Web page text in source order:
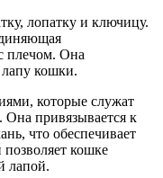
лопатку и ключицу.
плечом. Она
кошки.
которые служат
привязывается к
что обеспечивает
кошке
лапой.